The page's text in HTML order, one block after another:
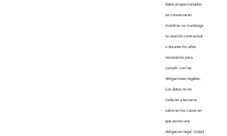
datos proporcionados
se conservarán
mientras se mantenga
la relación contractual
o durante los años
necesarios para
cumplir con las
obligaciones legales.
Los datos no se
cederán a terceros
salvo en los casos en
que exista una
obligación legal. Usted